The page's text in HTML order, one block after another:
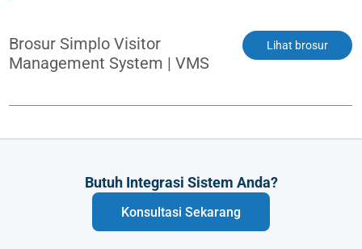
Brosur Simplo Visitor
Management System | VMS
Lihat brosur
Butuh Integrasi Sistem Anda?
Konsultasi Sekarang